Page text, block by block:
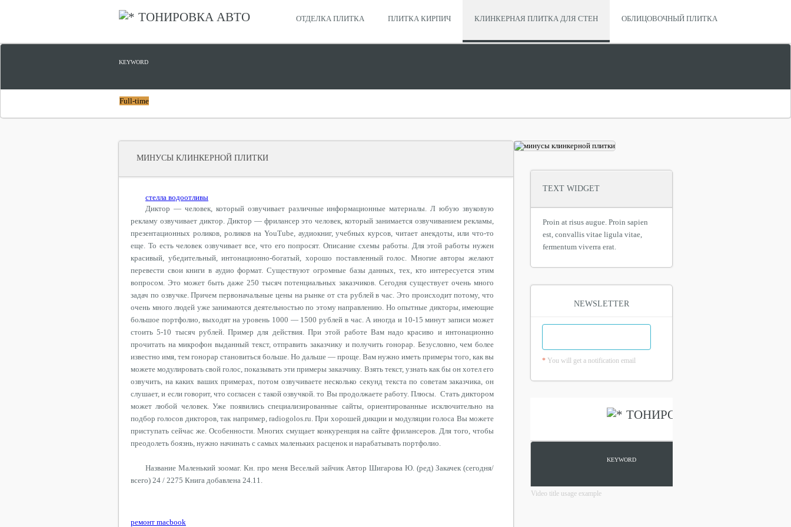
ТОНИРОВКА АВТО ОТДЕЛКА ПЛИТКА ПЛИТКА КИРПИЧ КЛИНКЕРНАЯ ПЛИТКА ДЛЯ СТЕН ОБЛИЦОВОЧНЫЙ ПЛИТКА
KEYWORD
Full-time
МИНУСЫ КЛИНКЕРНОЙ ПЛИТКИ
стелла водоотливы
Диктор — человек, который озвучивает различные информационные материалы. Л юбую звуковую
рекламу озвучивает диктор. Диктор — фрилансер это человек, который занимается озвучиванием рекламы,
презентационных роликов, роликов на YouTube, аудиокниг, учебных курсов, читает анекдоты, или что-то
еще. То есть человек озвучивает все, что его попросят. Описание схемы работы. Для этой работы нужен
красивый, убедительный, интонационно-богатый, хорошо поставленный голос. Многие авторы желают
перевести свои книги в аудио формат. Существуют огромные базы данных, тех, кто интересуется этим
вопросом. Это может быть даже 250 тысяч потенциальных заказчиков. Сегодня существует очень много
задач по озвучке. Причем первоначальные цены на рынке от ста рублей в час. Это происходит потому, что
очень много людей уже занимаются деятельностью по этому направлению. Но опытные дикторы, имеющие
большое портфолио, выходят на уровень 1000 — 1500 рублей в час. А иногда и 10-15 минут записи может
стоить 5-10 тысяч рублей. Пример для действия. При этой работе Вам надо красиво и интонационно
прочитать на микрофон выданный текст, отправить заказчику и получить гонорар. Безусловно, чем более
известно имя, тем гонорар становиться больше. Но дальше — проще. Вам нужно иметь примеры того, как вы
можете модулировать свой голос, показывать эти примеры заказчику. Взять текст, узнать как бы он хотел его
озвучить, на каких ваших примерах, потом озвучиваете несколько секунд текста по советам заказчика, он
слушает, и если говорит, что согласен с такой озвучкой. то Вы продолжаете работу. Плюсы. Стать диктором
может любой человек. Уже появились специализированные сайты, ориентированные исключительно на
подбор голосов дикторов, так например, radiogolos.ru. При хорошей дикции и модуляции голоса Вы можете
приступать сейчас же. Особенности. Многих смущает конкуренция на сайте фрилансеров. Для того, чтобы
преодолеть боязнь, нужно начинать с самых маленьких расценок и нарабатывать портфолио.
Название Маленький зоомаг. Кн. про меня Веселый зайчик Автор Шигарова Ю. (ред) Закачек (сегодня/
всего) 24 / 2275 Книга добавлена 24.11.
ремонт macbook
TEXT WIDGET
Proin at risus augue. Proin sapien
est, convallis vitae ligula vitae,
fermentum viverra erat.
NEWSLETTER
* You will get a notification email
Video title usage example